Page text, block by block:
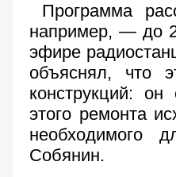
Программа
например, — до
эфире
объяснял, что
конструкций:
этого ремонта
необходимого
Собянин.